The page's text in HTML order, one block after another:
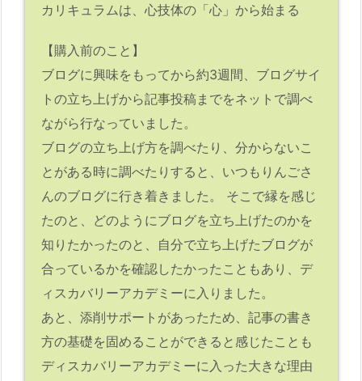
カリキュラムは、心技体の「心」から始まる
【購入前のこと】
ブログに興味をもってから約3週間、ブログサイ
トの立ち上げから記事投稿までをネットで調べ
ながら行なっていました。
ブログの立ち上げ方を調べたり、分からないこ
とがある時に調べたりすると、いつもりんごさ
んのブログに行き着きました。 そこで縁を感じ
たのと、どのようにブログを立ち上げたのかを
知りたかったのと、自分で立ち上げたブログが
合っているかを確認したかったこともあり、デ
ィスカバリーアカデミーに入りました。
あと、添削サポートがあったため、記事の書き
方の基礎を固めることができると感じたことも
ディスカバリーアカデミーに入った大きな理由